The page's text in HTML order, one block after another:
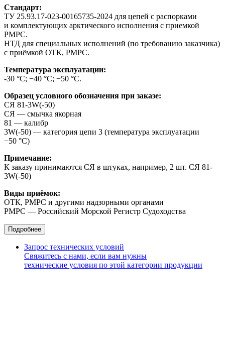
Стандарт:
ТУ 25.93.17-023-00165735-2024 для цепей с распорками
и комплектующих арктического исполнения с приемкой
РМРС.
НТД для специальных исполнений (по требованию заказчика)
с приёмкой ОТК, РМРС.
Температура эксплуатации:
-30 °С; −40 °С; −50 °С.
Образец условного обозначения при заказе:
СЯ 81-3W(-50)
СЯ — смычка якорная
81 — калибр
3W(-50) — категория цепи 3 (температура эксплуатации
−50 °С)
Примечание:
К заказу принимаются СЯ в штуках, например, 2 шт. СЯ 81-
3W(-50)
Виды приёмок:
ОТК, РМРС и другими надзорными органами
РМРС — Российский Морской Регистр Судоходства
Подробнее
Запрос технических условий
Свяжитесь с нами, если вам нужны
технические условия по этой категории продукции